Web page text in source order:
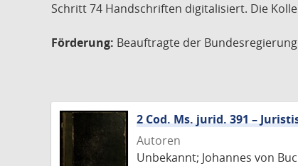
Schritt 74 Handschriften digitalisiert. Die
Förderung: Beauftragte der
2 Cod. Ms. jurid. 391 –
Autoren
Unbekannt; Johannes von